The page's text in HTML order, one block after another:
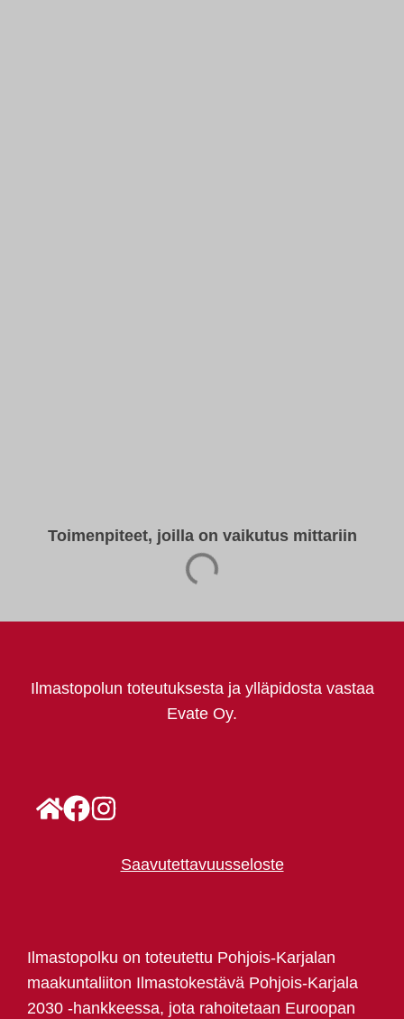
Toimenpiteet, joilla on vaikutus mittariin
Ilmastopolun toteutuksesta ja ylläpidosta vastaa
Evate Oy.
Saavutettavuusseloste
Ilmastopolku on toteutettu Pohjois-Karjalan
maakuntaliiton Ilmastokestävä Pohjois-Karjala
2030 -hankkeessa, jota rahoitetaan Euroopan